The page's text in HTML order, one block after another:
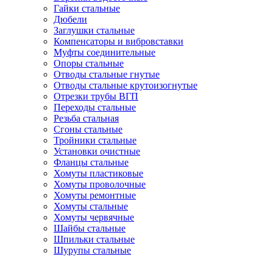
Гайки стальные
Дюбели
Заглушки стальные
Компенсаторы и вибровставки
Муфты соединительные
Опоры стальные
Отводы стальные гнутые
Отводы стальные крутоизогнутые
Отрезки трубы ВГП
Переходы стальные
Резьба стальная
Сгоны стальные
Тройники стальные
Установки очистные
Фланцы стальные
Хомуты пластиковые
Хомуты проволочные
Хомуты ремонтные
Хомуты стальные
Хомуты червячные
Шайбы стальные
Шпильки стальные
Шурупы стальные